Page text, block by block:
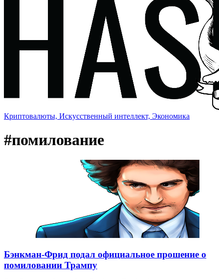
Криптовалюты, Искусственный интеллект, Экономика
#помилование
Бэнкман-Фрид подал официальное прошение о
помиловании Трампу